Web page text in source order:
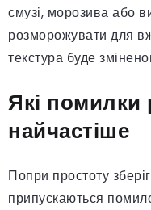
смузі, морозива або
розморожувати для
текстура буде
Які помилки
найчастіше
Попри простоту
припускаються